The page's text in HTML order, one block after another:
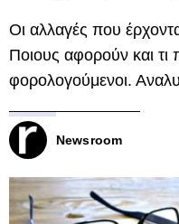
Οι αλλαγές που
Ποιους αφορούν και τι
φορολογούμενοι.
Newsroom